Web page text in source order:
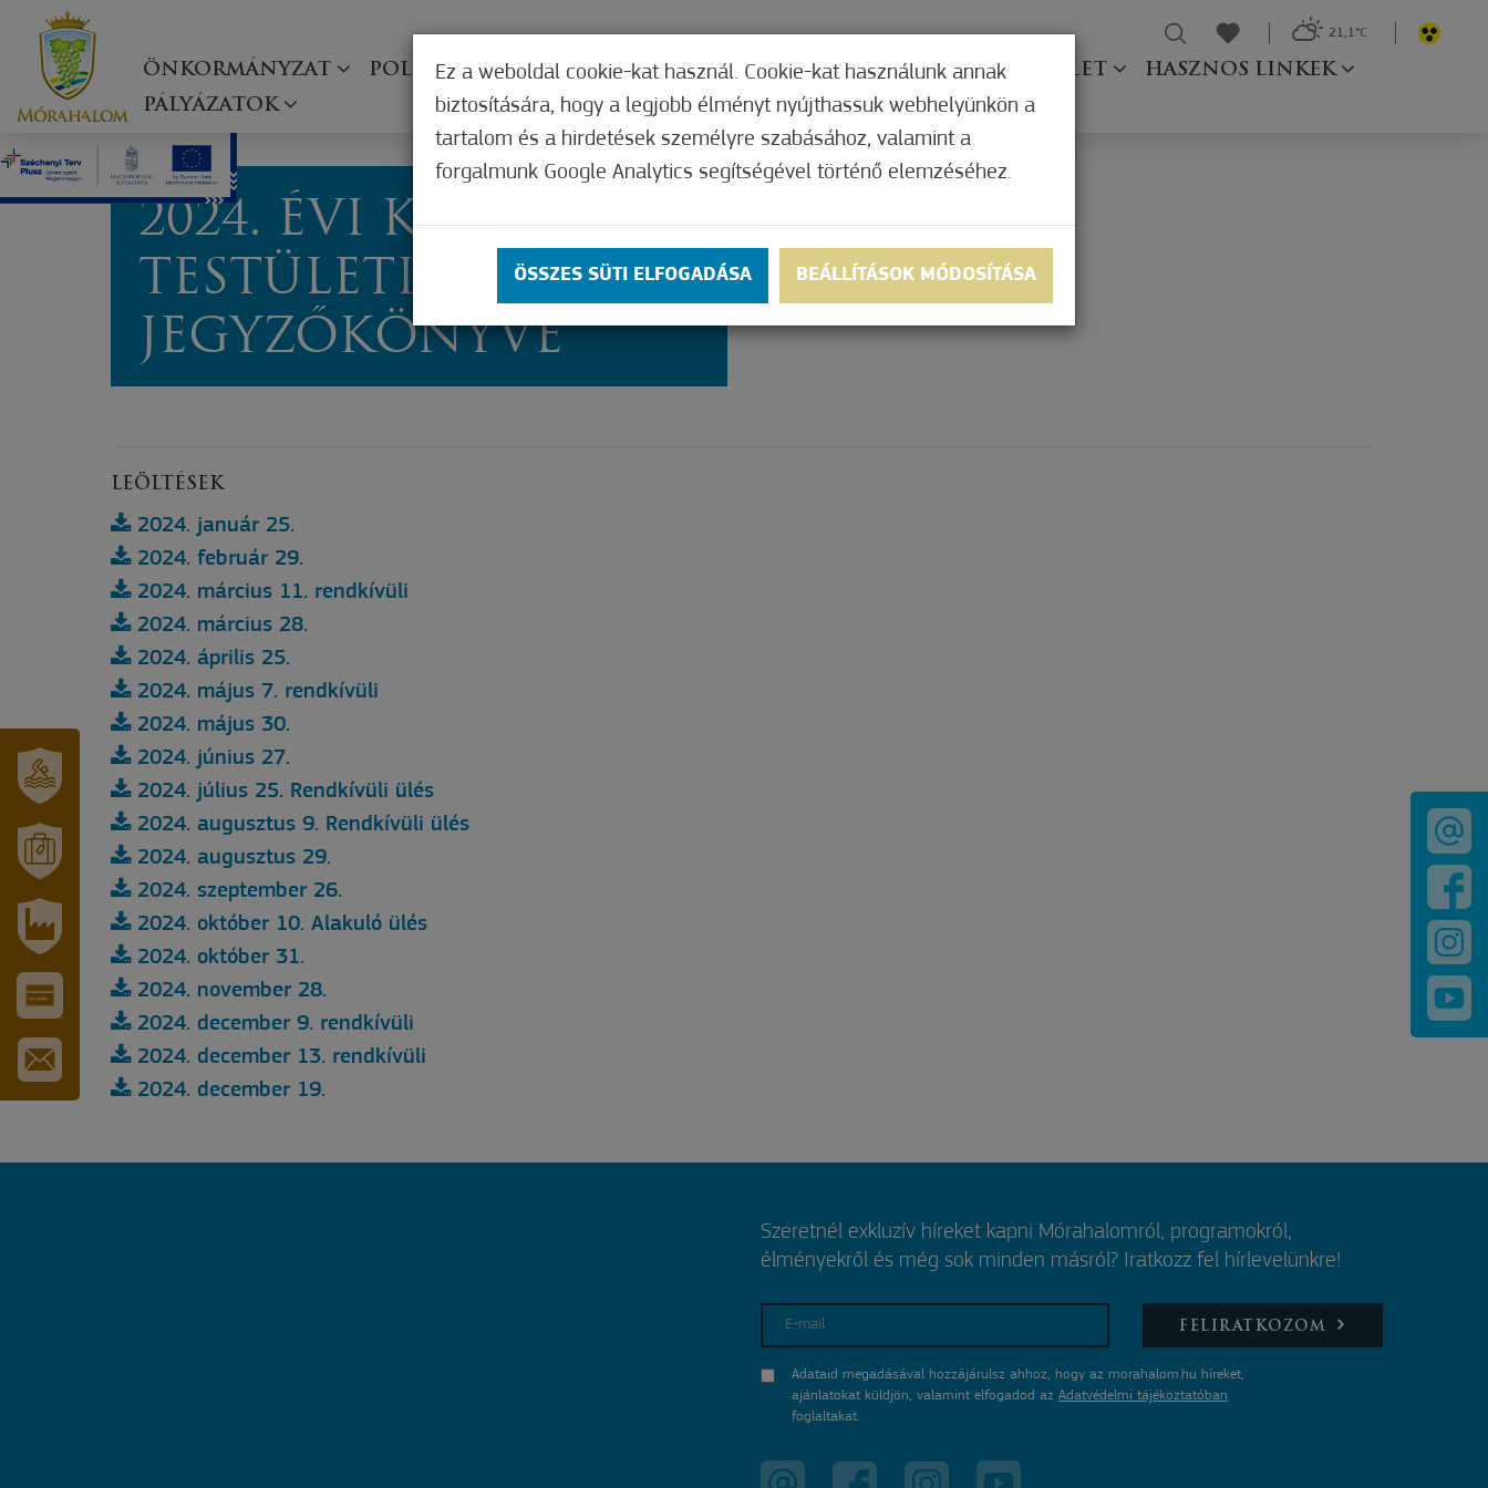
ERZSÉBET
GYÓGYFÜRDŐ
MÓRAHALOM
TURISZTIKA
PARK
ÉS
TURISZTIKAI
KÁRTYA
IRATKOZZON
ÖNKORMÁNYZAT POLGÁRMESTERI HIVATAL INTÉZMÉNYEK KÉPVISELŐ TESTÜLET
HASZNOS LINKEK
PÁLYÁZATOK
21,1°C
2024. ÉVI KÉPVISELŐ-
TESTÜLETI ÜLÉSEK
JEGYZŐKÖNYVE
LEÖLTÉSEK
2024. január 25.
2024. február 29.
2024. március 11. rendkívüli
2024. március 28.
2024. április 25.
2024. május 7. rendkívüli
2024. május 30.
2024. június 27.
2024. július 25. Rendkívüli ülés
2024. augusztus 9. Rendkívüli ülés
2024. augusztus 29.
2024. szeptember 26.
2024. október 10. Alakuló ülés
2024. október 31.
2024. november 28.
2024. december 9. rendkívüli
2024. december 13. rendkívüli
2024. december 19.
Ez a weboldal cookie-kat használ. Cookie-kat használunk annak
biztosítására, hogy a legjobb élményt nyújthassuk webhelyünkön a
tartalom és a hirdetések személyre szabásához, valamint a
forgalmunk Google Analytics segítségével történő elemzéséhez.
ÖSSZES SÜTI ELFOGADÁSA BEÁLLÍTÁSOK MÓDOSÍTÁSA
Szeretnél exkluzív híreket kapni Mórahalomról, programokról,
élményekről és még sok minden másról? Iratkozz fel hírlevelünkre!
E-mail
FELIRATKOZOM
Adataid megadásával hozzájárulsz ahhoz, hogy az morahalom.hu híreket,
ajánlatokat küldjön, valamint elfogadod az Adatvédelmi tájékoztatóban
foglaltakat.